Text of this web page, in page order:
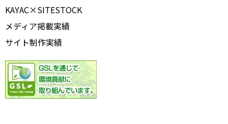
KAYAC×SITESTOCK
メディア掲載実績
サイト制作実績